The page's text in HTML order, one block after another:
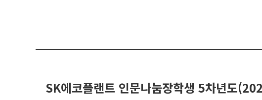
SK에코플랜트 인문나눔장학생 5차년도